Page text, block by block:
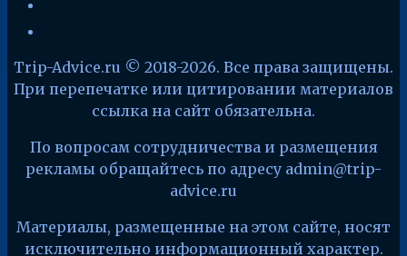
Trip-Advice.ru © 2018-2026. Все права защищены.
При перепечатке или цитировании материалов
ссылка на сайт обязательна.
По вопросам сотрудничества и размещения
рекламы обращайтесь по адресу admin@trip-
advice.ru
Материалы, размещенные на этом сайте, носят
исключительно информационный характер.